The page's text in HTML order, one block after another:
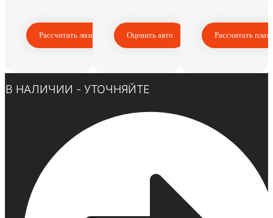
Рассчитать лизинг Оценить авто Рассчитать
В НАЛИЧИИ - УТОЧНЯЙТЕ